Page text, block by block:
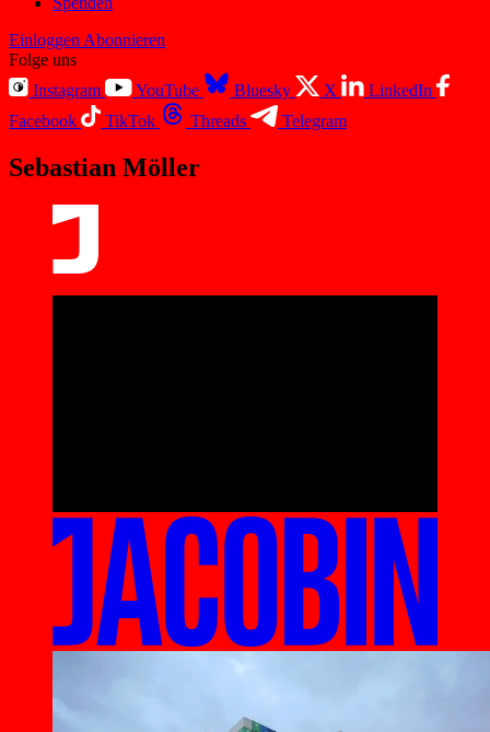
Einloggen Abonnieren
Folge uns
Instagram
YouTube Bluesky X
LinkedIn
Facebook
TikTok Threads Telegram
Sebastian Möller